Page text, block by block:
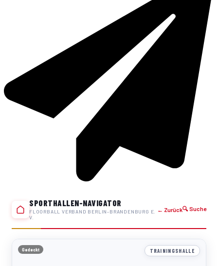
SPORTHALLEN-NAVIGATOR
FLOORBALL VERBAND BERLIN-BRANDENBURG E.
V.
← Zurück🔍 Suche
TRAININGSHALLE
Gedeckt